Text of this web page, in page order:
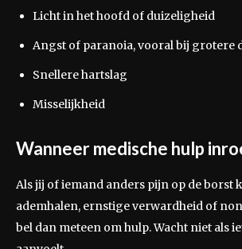
Licht in het hoofd of duizeligheid
Angst of paranoia, vooral bij grotere
Snellere hartslag
Misselijkheid
Wanneer medische hulp
Als jij of iemand anders pijn op de borst
ademhalen, ernstige verwardheid of
bel dan meteen om hulp. Wacht niet als